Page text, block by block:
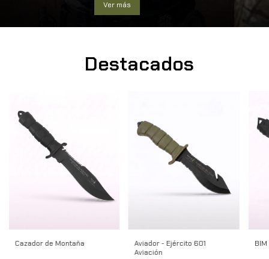
Ver más
Destacados
Cazador de Montaña
Aviador - Ejército 601
Aviación